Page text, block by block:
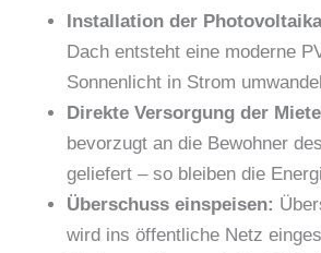
Installation der
Dach entsteht eine moderne
Sonnenlicht in Strom
Direkte Versorgung der
bevorzugt an die Bewohner
geliefert – so bleiben die
Überschuss einspeisen:
wird ins öffentliche Netz